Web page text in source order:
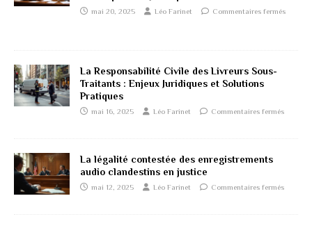
mai 20, 2025 Léo Farinet Commentaires fermés
La Responsabilité Civile des Livreurs Sous-
Traitants : Enjeux Juridiques et Solutions
Pratiques
mai 16, 2025 Léo Farinet Commentaires fermés
La légalité contestée des enregistrements
audio clandestins en justice
mai 12, 2025 Léo Farinet Commentaires fermés